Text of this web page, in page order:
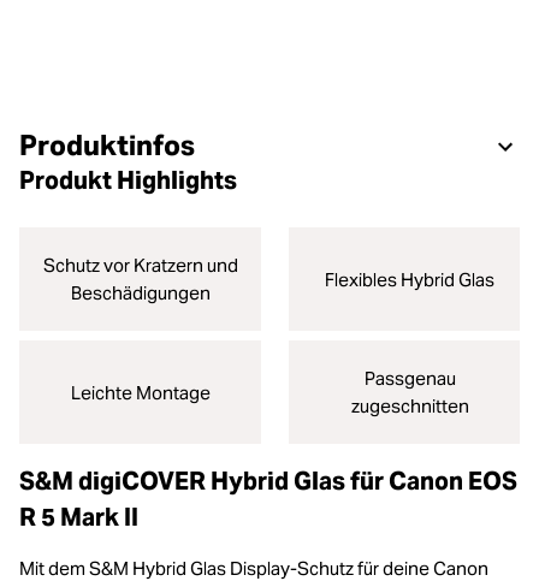
Produktinfos
Produkt Highlights
Schutz vor Kratzern und
Beschädigungen
Flexibles Hybrid Glas
Leichte Montage
Passgenau
zugeschnitten
S&M digiCOVER Hybrid Glas für Canon EOS
R 5 Mark II
Mit dem S&M Hybrid Glas Display-Schutz für deine Canon